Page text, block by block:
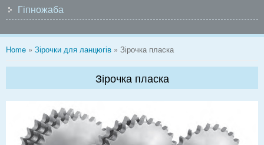
Гіпножаба
You are here
Home » Зірочки для ланцюгів » Зірочка пласка
Зірочка пласка